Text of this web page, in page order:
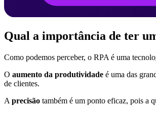
Qual a importância de ter
Como podemos perceber, o RPA é uma
O aumento da produtividade é uma das
de clientes.
A precisão também é um ponto eficaz, pois a